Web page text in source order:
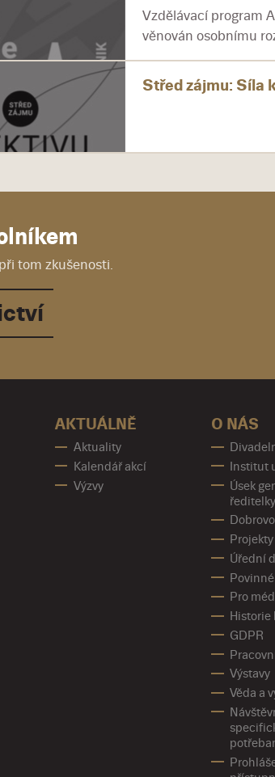
Vzdělávací program
věnován osobnímu
Střed zájmu: Síla
tom zkušenosti.
AKTUÁLNĚ
Aktuality
Kalendář akcí
Výzvy
O NÁS
Institut
Úsek
ředitelky
Projekty
Úřední
Pro
Historie
GDPR
Výstavy
Věda a